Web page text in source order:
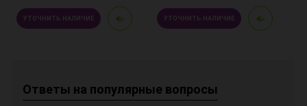
УТОЧНИТЬ НАЛИЧИЕ УТОЧНИТЬ НАЛИЧИЕ
Ответы на популярные вопросы